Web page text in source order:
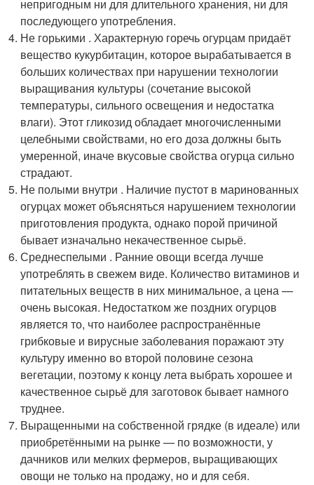
непригодным ни для длительного хранения, ни для
последующего употребления.
Не горькими . Характерную горечь огурцам придаёт
вещество кукурбитацин, которое вырабатывается в
больших количествах при нарушении технологии
выращивания культуры (сочетание высокой
температуры, сильного освещения и недостатка
влаги). Этот гликозид обладает многочисленными
целебными свойствами, но его доза должны быть
умеренной, иначе вкусовые свойства огурца сильно
страдают.
Не полыми внутри . Наличие пустот в маринованных
огурцах может объясняться нарушением технологии
приготовления продукта, однако порой причиной
бывает изначально некачественное сырьё.
Среднеспелыми . Ранние овощи всегда лучше
употреблять в свежем виде. Количество витаминов и
питательных веществ в них минимальное, а цена —
очень высокая. Недостатком же поздних огурцов
является то, что наиболее распространённые
грибковые и вирусные заболевания поражают эту
культуру именно во второй половине сезона
вегетации, поэтому к концу лета выбрать хорошее и
качественное сырьё для заготовок бывает намного
труднее.
Выращенными на собственной грядке (в идеале) или
приобретёнными на рынке — по возможности, у
дачников или мелких фермеров, выращивающих
овощи не только на продажу, но и для себя.